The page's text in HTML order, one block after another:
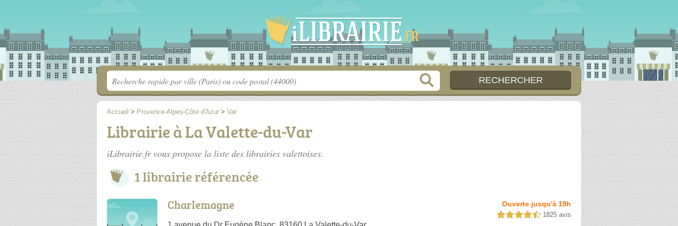
Accueil > Provence-Alpes-Côte d'Azur > Var
Librairie à La Valette-du-Var
iLibrairie.fr vous propose la liste des librairies valettoises.
1 librairie référencée
Charlemagne Ouverte jusqu'à 19h
4,5 étoiles sur 5 1825 avis